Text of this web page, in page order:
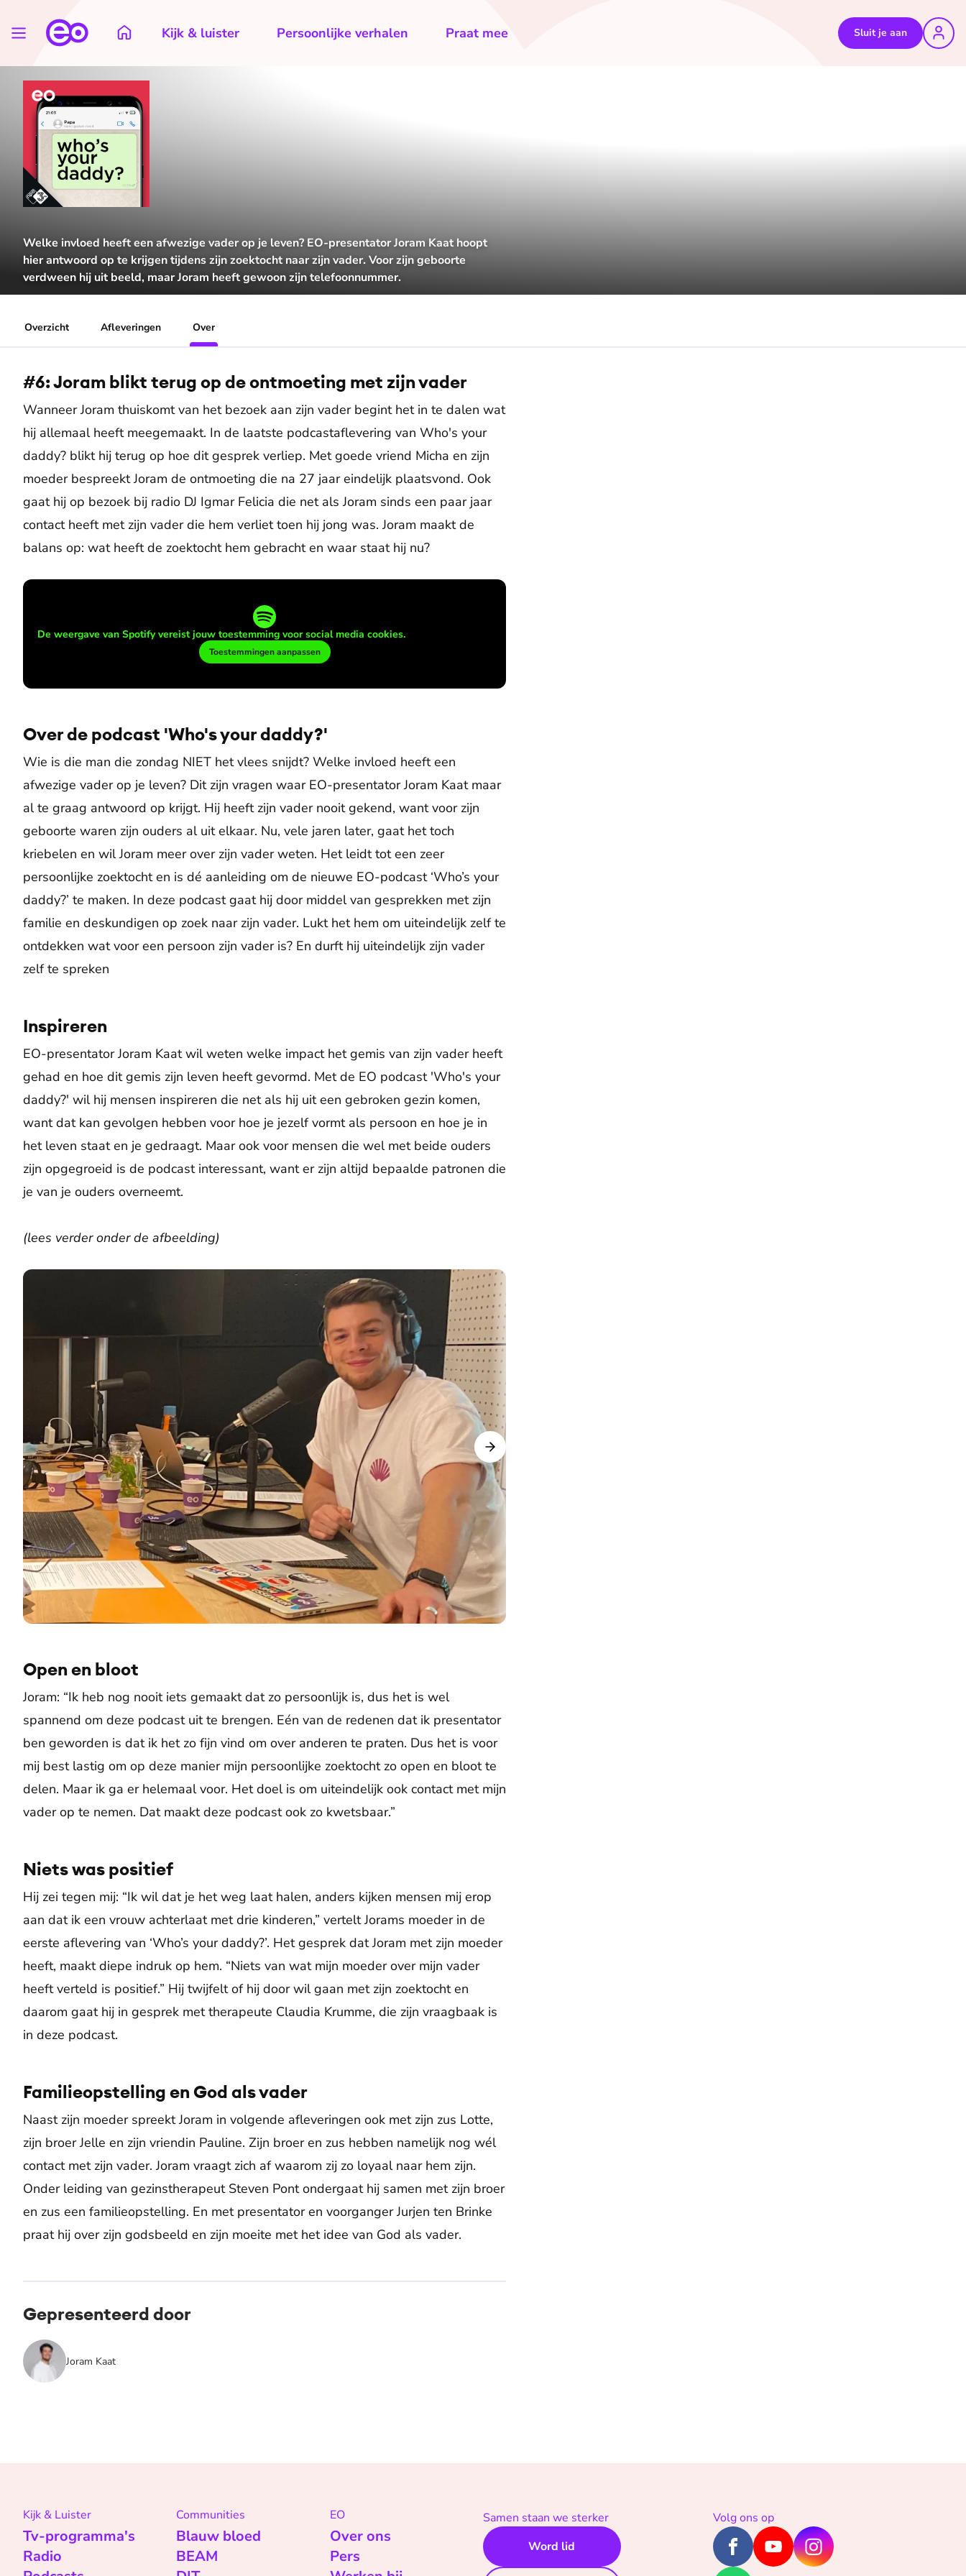
Kijk & luister Persoonlijke verhalen Praat mee Sluit je aan
Welke invloed heeft een afwezige vader op je leven? EO-presentator Joram Kaat hoopt
hier antwoord op te krijgen tijdens zijn zoektocht naar zijn vader. Voor zijn geboorte
verdween hij uit beeld, maar Joram heeft gewoon zijn telefoonnummer.
Overzicht Afleveringen Over
#6: Joram blikt terug op de ontmoeting met zijn vader
Wanneer Joram thuiskomt van het bezoek aan zijn vader begint het in te dalen wat
hij allemaal heeft meegemaakt. In de laatste podcastaflevering van Who's your
daddy? blikt hij terug op hoe dit gesprek verliep. Met goede vriend Micha en zijn
moeder bespreekt Joram de ontmoeting die na 27 jaar eindelijk plaatsvond. Ook
gaat hij op bezoek bij radio DJ Igmar Felicia die net als Joram sinds een paar jaar
contact heeft met zijn vader die hem verliet toen hij jong was. Joram maakt de
balans op: wat heeft de zoektocht hem gebracht en waar staat hij nu?
De weergave van Spotify vereist jouw toestemming voor social media cookies.
Toestemmingen aanpassen
Over de podcast 'Who's your daddy?'
Wie is die man die zondag NIET het vlees snijdt? Welke invloed heeft een
afwezige vader op je leven? Dit zijn vragen waar EO-presentator Joram Kaat maar
al te graag antwoord op krijgt. Hij heeft zijn vader nooit gekend, want voor zijn
geboorte waren zijn ouders al uit elkaar. Nu, vele jaren later, gaat het toch
kriebelen en wil Joram meer over zijn vader weten. Het leidt tot een zeer
persoonlijke zoektocht en is dé aanleiding om de nieuwe EO-podcast ‘Who’s your
daddy?’ te maken. In deze podcast gaat hij door middel van gesprekken met zijn
familie en deskundigen op zoek naar zijn vader. Lukt het hem om uiteindelijk zelf te
ontdekken wat voor een persoon zijn vader is? En durft hij uiteindelijk zijn vader
zelf te spreken
Inspireren
EO-presentator Joram Kaat wil weten welke impact het gemis van zijn vader heeft
gehad en hoe dit gemis zijn leven heeft gevormd. Met de EO podcast 'Who's your
daddy?' wil hij mensen inspireren die net als hij uit een gebroken gezin komen,
want dat kan gevolgen hebben voor hoe je jezelf vormt als persoon en hoe je in
het leven staat en je gedraagt. Maar ook voor mensen die wel met beide ouders
zijn opgegroeid is de podcast interessant, want er zijn altijd bepaalde patronen die
je van je ouders overneemt.
(lees verder onder de afbeelding)
Open en bloot
Joram: “Ik heb nog nooit iets gemaakt dat zo persoonlijk is, dus het is wel
spannend om deze podcast uit te brengen. Eén van de redenen dat ik presentator
ben geworden is dat ik het zo fijn vind om over anderen te praten. Dus het is voor
mij best lastig om op deze manier mijn persoonlijke zoektocht zo open en bloot te
delen. Maar ik ga er helemaal voor. Het doel is om uiteindelijk ook contact met mijn
vader op te nemen. Dat maakt deze podcast ook zo kwetsbaar.”
Niets was positief
Hij zei tegen mij: “Ik wil dat je het weg laat halen, anders kijken mensen mij erop
aan dat ik een vrouw achterlaat met drie kinderen,” vertelt Jorams moeder in de
eerste aflevering van ‘Who’s your daddy?’. Het gesprek dat Joram met zijn moeder
heeft, maakt diepe indruk op hem. “Niets van wat mijn moeder over mijn vader
heeft verteld is positief.” Hij twijfelt of hij door wil gaan met zijn zoektocht en
daarom gaat hij in gesprek met therapeute Claudia Krumme, die zijn vraagbaak is
in deze podcast.
Familieopstelling en God als vader
Naast zijn moeder spreekt Joram in volgende afleveringen ook met zijn zus Lotte,
zijn broer Jelle en zijn vriendin Pauline. Zijn broer en zus hebben namelijk nog wél
contact met zijn vader. Joram vraagt zich af waarom zij zo loyaal naar hem zijn.
Onder leiding van gezinstherapeut Steven Pont ondergaat hij samen met zijn broer
en zus een familieopstelling. En met presentator en voorganger Jurjen ten Brinke
praat hij over zijn godsbeeld en zijn moeite met het idee van God als vader.
Gepresenteerd door
Joram Kaat
Kijk & Luister
Tv-programma's
Radio
Communities
Blauw bloed
BEAM
EO
Over ons
Pers
Samen staan we sterker
Word lid
Volg ons op